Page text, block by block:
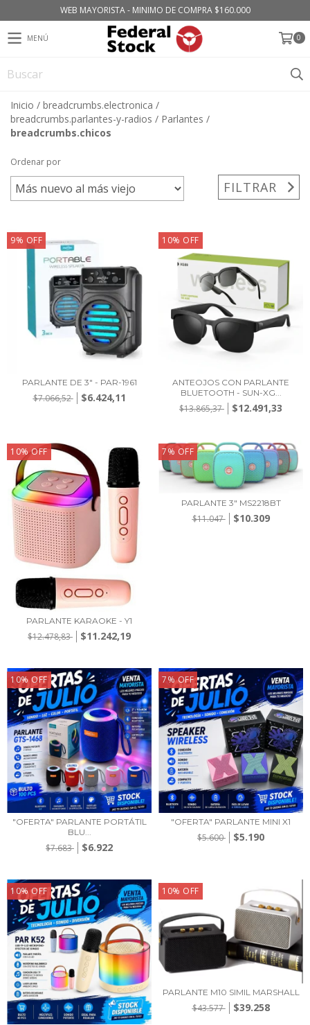
WEB MAYORISTA - MINIMO DE COMPRA $160.000
MENÚ 0
Inicio / breadcrumbs.electronica /
breadcrumbs.parlantes-y-radios / Parlantes /
breadcrumbs.chicos
Ordenar por
FILTRAR
9% OFF
PARLANTE DE 3" - PAR-1961
$7.066,52 $6.424,11
10% OFF
ANTEOJOS CON PARLANTE
BLUETOOTH - SUN-XG...
$13.865,37 $12.491,33
10%OFF
PARLANTE KARAOKE - Y1
$12.478,83 $11.242,19
7% OFF
PARLANTE 3" MS2218BT
$11.047 $10.309
10%OFF
"OFERTA" PARLANTE PORTÁTIL
BLU...
$7.683 $6.922
7%OFF
"OFERTA" PARLANTE MINI X1
$5.600 $5.190
10%OFF 10% OFF
PARLANTE M10 SIMIL MARSHALL
$43.577 $39.258